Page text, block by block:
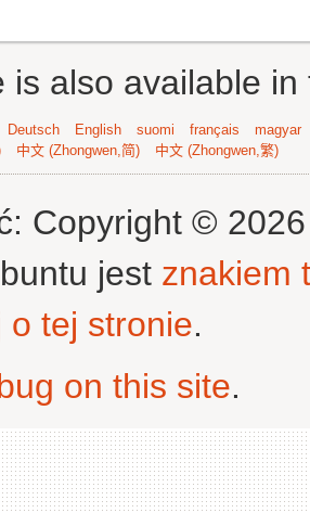
is also available
Deutsch English suomi français
magyar
中文 (Zhongwen,简) 中文 (Zhongwen,繁)
Copyright ©
jest znakiem
o tej stronie.
on this site.